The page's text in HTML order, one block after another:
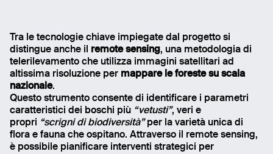
Tra le tecnologie chiave impiegate dal progetto si
distingue anche il remote sensing, una metodologia di
telerilevamento che utilizza immagini satellitari ad
altissima risoluzione per mappare le foreste su scala
nazionale.
Questo strumento consente di identificare i parametri
caratteristici dei boschi più “vetusti”, veri e
propri “scrigni di biodiversità”per la varietà unica di
flora e fauna che ospitano. Attraverso il remote sensing,
è possibile pianificare interventi strategici per